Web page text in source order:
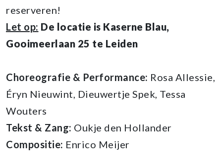
reserveren!
Let op: De locatie is Kaserne Blau,
Gooimeerlaan 25 te Leiden
Choreografie & Performance: Rosa Allessie,
Éryn Nieuwint, Dieuwertje Spek, Tessa
Wouters
Tekst & Zang: Oukje den Hollander
Compositie: Enrico Meijer